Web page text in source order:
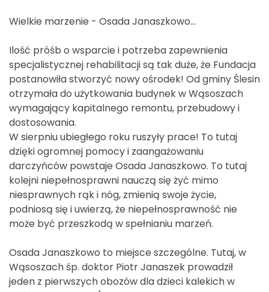
Wielkie marzenie - Osada Janaszkowo…
Ilość próśb o wsparcie i potrzeba zapewnienia
specjalistycznej rehabilitacji są tak duże, że Fundacja
postanowiła stworzyć nowy ośrodek! Od gminy Ślesin
otrzymała do użytkowania budynek w Wąsoszach
wymagający kapitalnego remontu, przebudowy i
dostosowania.
W sierpniu ubiegłego roku ruszyły prace! To tutaj
dzięki ogromnej pomocy i zaangażowaniu
darczyńców powstaje Osada Janaszkowo. To tutaj
kolejni niepełnosprawni nauczą się żyć mimo
niesprawnych rąk i nóg, zmienią swoje życie,
podniosą się i uwierzą, że niepełnosprawność nie
może być przeszkodą w spełnianiu marzeń.
Osada Janaszkowo to miejsce szczególne. Tutaj, w
Wąsoszach śp. doktor Piotr Janaszek prowadził
jeden z pierwszych obozów dla dzieci kalekich w